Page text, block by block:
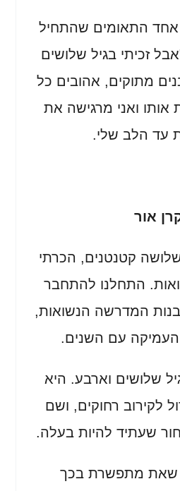
התאומים שהתחיל
זכיתי בגיל שלושים
מתוקים, אהובים כל
ואני מרגישה את
עד הלב שלי.
אור
קטנטנים, הכרתי
התחלנו להתחבר
המדרשה הנשואות,
עם השנים.
שלושים וארבע. היא
לקירוב רחוקים, ושם
שעתיד להיות בעלה.
שאת מתפשרת בכך